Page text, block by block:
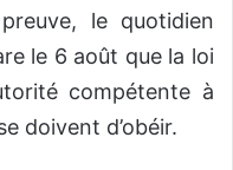
le quotidien
le 6 août que la loi
compétente à
doivent d’obéir.